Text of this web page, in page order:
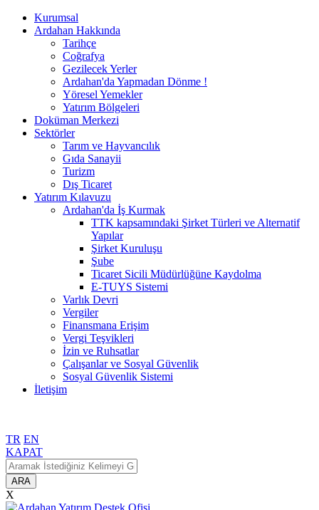
Kurumsal
Ardahan Hakkında
Tarihçe
Coğrafya
Gezilecek Yerler
Ardahan'da Yapmadan Dönme !
Yöresel Yemekler
Yatırım Bölgeleri
Doküman Merkezi
Sektörler
Tarım ve Hayvancılık
Gıda Sanayii
Turizm
Dış Ticaret
Yatırım Kılavuzu
Ardahan'da İş Kurmak
TTK kapsamındaki Şirket Türleri ve Alternatif
Yapılar
Şirket Kuruluşu
Şube
Ticaret Sicili Müdürlüğüne Kaydolma
E-TUYS Sistemi
Varlık Devri
Vergiler
Finansmana Erişim
Vergi Teşvikleri
İzin ve Ruhsatlar
Çalışanlar ve Sosyal Güvenlik
Sosyal Güvenlik Sistemi
İletişim
TR EN
KAPAT
ARA
X